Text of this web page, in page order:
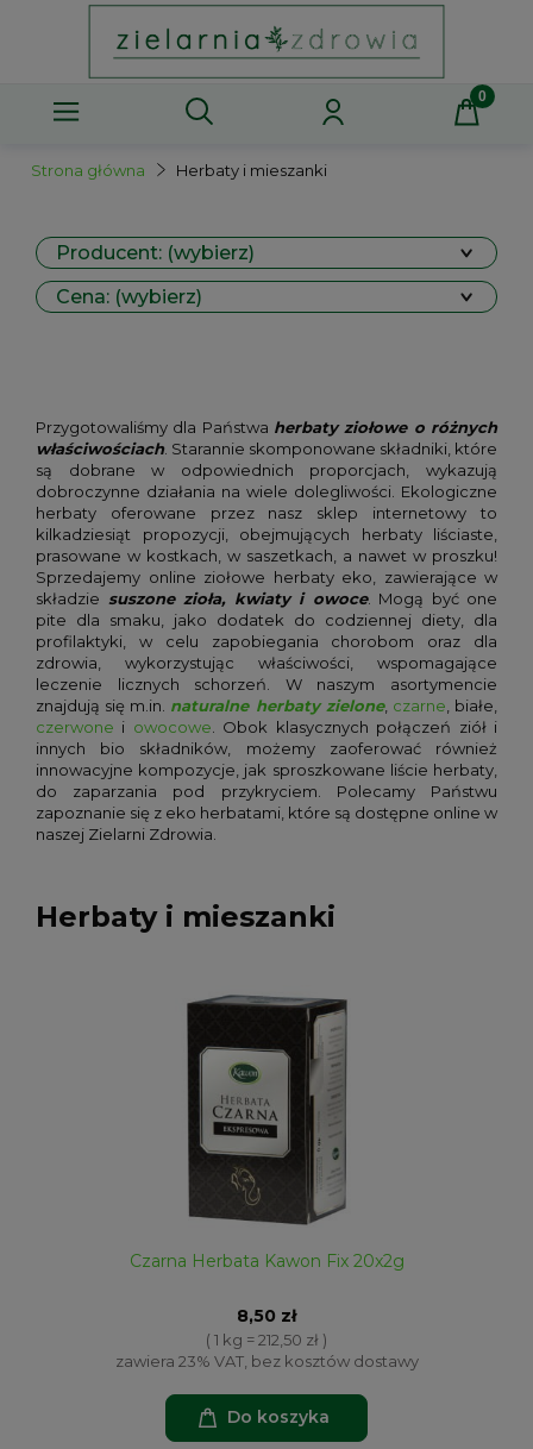
Strona główna Herbaty i mieszanki
Producent: (wybierz)
Cena: (wybierz)
Przygotowaliśmy dla Państwa herbaty ziołowe o różnych
właściwościach . Starannie skomponowane składniki, które
są dobrane w odpowiednich proporcjach, wykazują
dobroczynne działania na wiele dolegliwości. Ekologiczne
herbaty oferowane przez nasz sklep internetowy to
kilkadziesiąt propozycji, obejmujących herbaty liściaste,
prasowane w kostkach, w saszetkach, a nawet w proszku!
Sprzedajemy online ziołowe herbaty eko, zawierające w
składzie suszone zioła, kwiaty i owoce. Mogą być one
pite dla smaku, jako dodatek do codziennej diety, dla
profilaktyki, w celu zapobiegania chorobom oraz dla
zdrowia, wykorzystując właściwości, wspomagające
leczenie licznych schorzeń. W naszym asortymencie
znajdują się m.in. naturalne herbaty zielone, czarne , białe,
czerwone i owocowe . Obok klasycznych połączeń ziół i
innych bio składników, możemy zaoferować również
innowacyjne kompozycje, jak sproszkowane liście herbaty,
do zaparzania pod przykryciem. Polecamy Państwu
zapoznanie się z eko herbatami, które są dostępne online w
naszej Zielarni Zdrowia.
Herbaty i mieszanki
Czarna Herbata Kawon Fix 20x2g
8,50 zł
( 1 kg = 212,50 zł )
zawiera 23% VAT, bez kosztów dostawy
Do koszyka